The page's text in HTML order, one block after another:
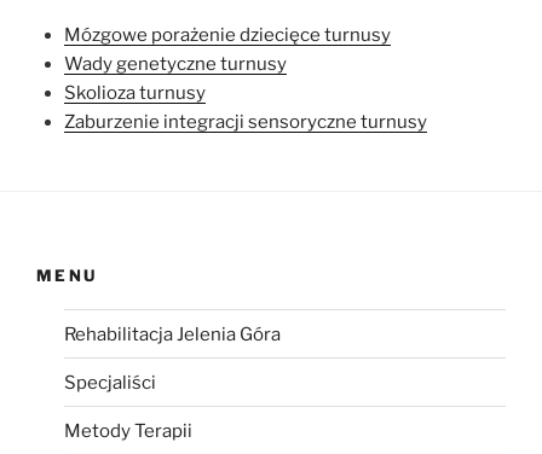
Mózgowe porażenie dziecięce turnusy
Wady genetyczne turnusy
Skolioza turnusy
Zaburzenie integracji sensoryczne turnusy
MENU
Rehabilitacja Jelenia Góra
Specjaliści
Metody Terapii